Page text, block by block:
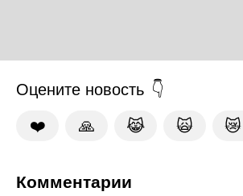
Оцените новость
❤️ 🙏 😹 🙀 😿
Комментарии